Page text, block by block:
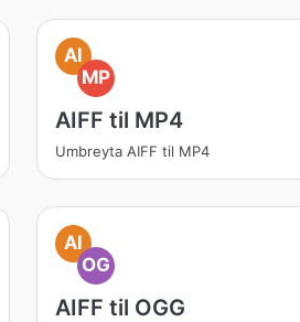
AI
MP
AIFF til MP4
Umbreyta AIFF til MP4
AI
OG
AIFF til OGG